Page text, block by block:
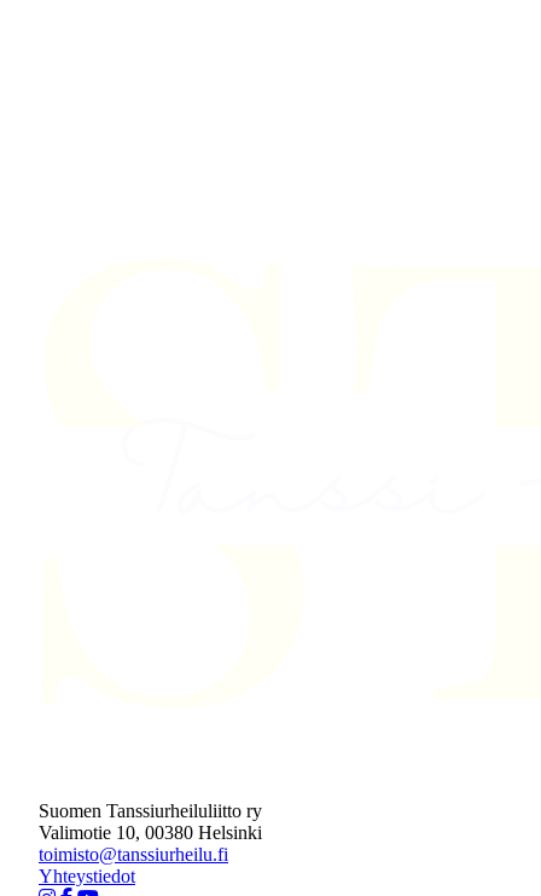
Suomen Tanssiurheiluliitto ry
Valimotie 10, 00380 Helsinki
toimisto@tanssiurheilu.fi
Yhteystiedot